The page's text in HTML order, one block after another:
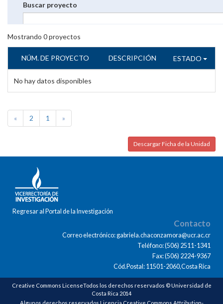
Buscar proyecto
Mostrando 0proyectos
NÚM. DE PROYECTO DESCRIPCIÓN ESTADO
No hay datos disponibles
« 2 1 »
Descargar Ficha de la Unidad
Regresar al Portal de la Investigación
Contacto
Correo electrónico: gabriela.chaconzamora@ucr.ac.cr
Teléfono: (506) 2511-1341
Fax: (506) 2224-9367
Cód.Postal: 11501-2060,Costa Rica
Creative Commons LicenseTodos los derechos reservados © Universidad de
Costa Rica 2014